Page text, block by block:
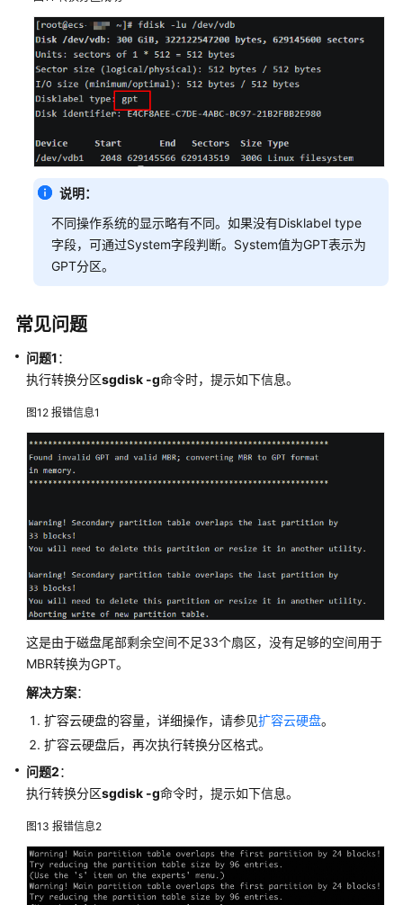
责
任
共
担
云
服
务
等
（SLA）
白
皮
书
资
支
持
区
系
权
限
说明：
不同操作系统的显示略有不同。如果没有Disklabel type
字段，可通过System字段判断。System值为GPT表示为
GPT分区。
常见问题
问题1：
执行转换分区sgdisk -g命令时，提示如下信息。
图12 报错信息1
这是由于磁盘尾部剩余空间不足33个扇区，没有足够的空间用于
MBR转换为GPT。
解决方案：
扩容云硬盘的容量，详细操作，请参见扩容云硬盘。
扩容云硬盘后，再次执行转换分区格式。
问题2：
执行转换分区sgdisk -g命令时，提示如下信息。
图13 报错信息2